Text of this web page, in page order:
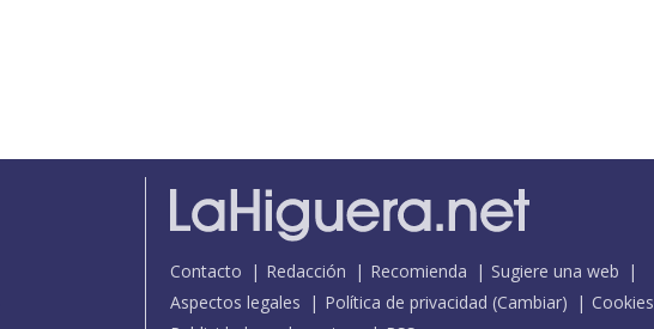
Contacto Redacción Recomienda
Sugiere una web
Aspectos legales
Política de privacidad (Cambiar)
Cookies